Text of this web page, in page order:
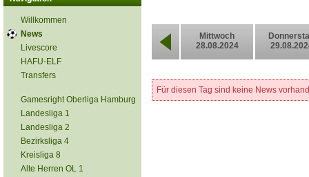
Willkommen
News
Livescore
HAFU-ELF
Transfers
Gamesright Oberliga Hamburg
Landesliga 1
Landesliga 2
Bezirksliga 4
Kreisliga 8
Alte Herren OL 1
Mittwoch
28.08.2024
Für diesen Tag sind keine News